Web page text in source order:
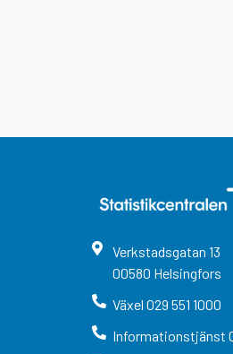
Verkstadsgatan 13
00580 Helsingfors
Växel 029 551 1000
Informationstjänst